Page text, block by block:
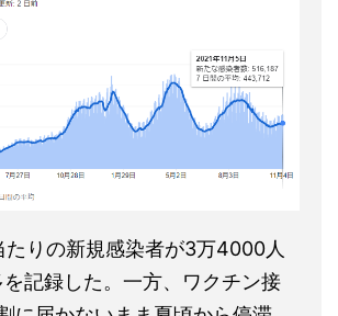
たりの新規感染者が3万4000人
記録した。一方、ワクチン接